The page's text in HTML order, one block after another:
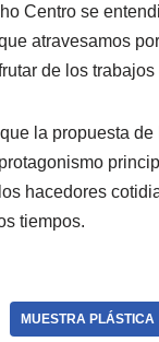
Centro se
atravesamos
de los trabajos
la propuesta
hacedores
tiempos.
MUESTRA PLÁSTICA